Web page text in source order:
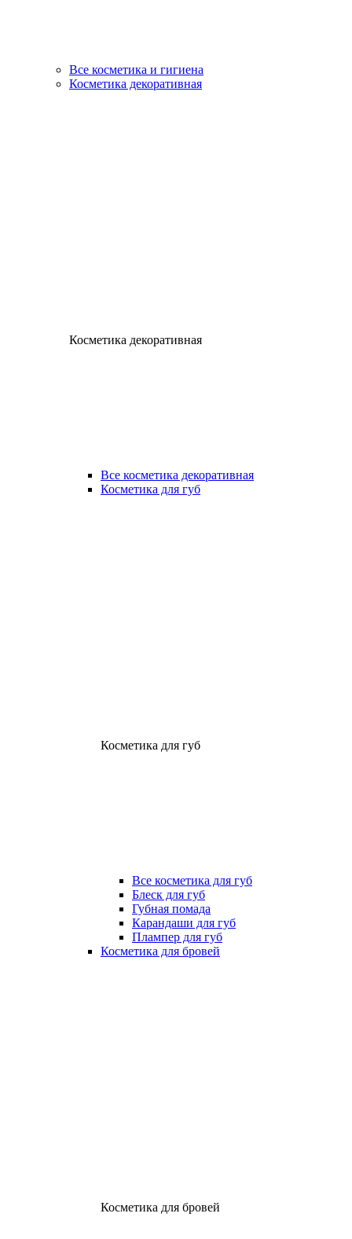
Все косметика и гигиена
Косметика декоративная
Косметика декоративная
Все косметика декоративная
Косметика для губ
Косметика для губ
Все косметика для губ
Блеск для губ
Губная помада
Карандаши для губ
Плампер для губ
Косметика для бровей
Косметика для бровей